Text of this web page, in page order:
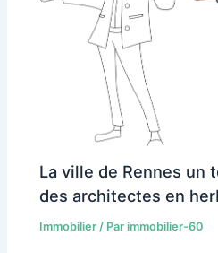
La ville de Rennes un
des architectes en
Immobilier / Parimmobilier-60